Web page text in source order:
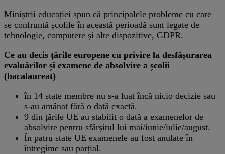
Miniștrii educației spun că principalele probleme cu care
se confruntă școlile în această perioadă sunt legate de
tehnologie, computere și alte dispozitive, GDPR.
Ce au decis țările europene cu privire la desfășurarea
evaluărilor și examene de absolvire a școlii
(bacalaureat)
în 14 state membre nu s-a luat încă nicio decizie sau
s-au amânat fără o dată exactă.
9 din țările UE au stabilit o dată a examenelor de
absolvire pentru sfârșitul lui mai/iunie/iulie/august.
În patru state UE examenele au fost anulate în
întregime sau parțial.